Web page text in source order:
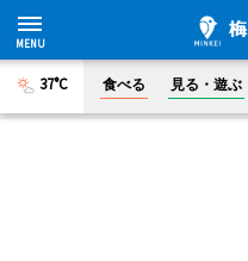
37°C 食べる 見る・遊ぶ